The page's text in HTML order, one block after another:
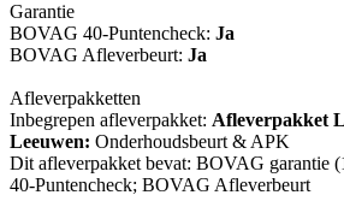
Garantie
BOVAG 40-Puntencheck: Ja
BOVAG Afleverbeurt: Ja
Afleverpakketten
Inbegrepen afleverpakket: Afleverpakket
Leeuwen: Onderhoudsbeurt & APK
Dit afleverpakket bevat: BOVAG garantie
40-Puntencheck; BOVAG Afleverbeurt